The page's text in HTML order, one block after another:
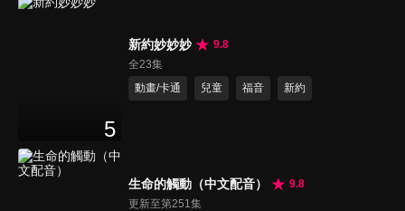
5
新約妙妙妙
9.8
全23集
動畫/卡通
兒童 福音 新約
生命的觸動（中文配音）
9.8
更新至第251集